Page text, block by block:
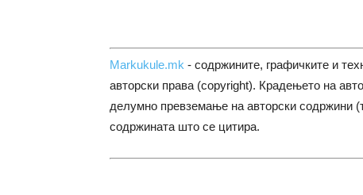
Markukule.mk - содржините, графичките и
авторски права (copyright). Крадењето на
делумно превземање на авторски содржини
содржината што се цитира.